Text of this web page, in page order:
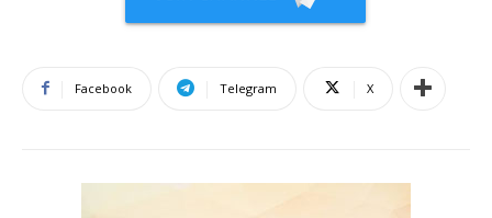
Facebook Telegram X